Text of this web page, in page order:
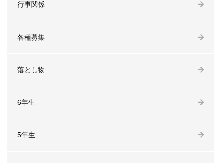
行事関係
各種募集
落とし物
6年生
5年生